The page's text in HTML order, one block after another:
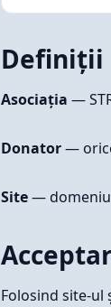
Definiții
Asociația —
Donator—
Site—
Folosind site-ul